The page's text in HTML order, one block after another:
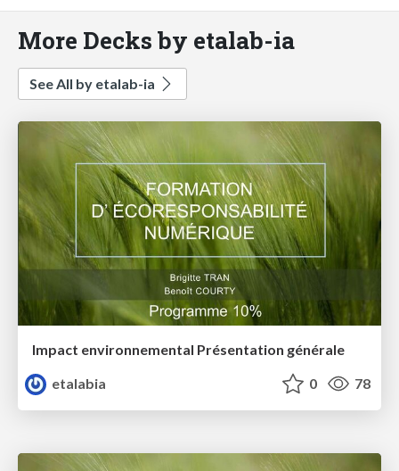
More Decks by etalab-ia
See All by etalab-ia
Impact environnemental Présentation générale
etalabia
0 78